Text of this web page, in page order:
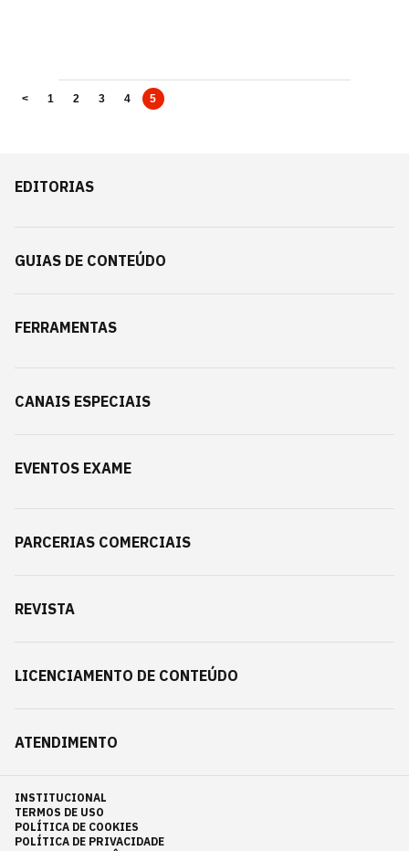
< 1 2 3 4 5
EDITORIAS
GUIAS DE CONTEÚDO
FERRAMENTAS
CANAIS ESPECIAIS
EVENTOS EXAME
PARCERIAS COMERCIAIS
REVISTA
LICENCIAMENTO DE CONTEÚDO
ATENDIMENTO
INSTITUCIONAL
TERMOS DE USO
POLÍTICA DE COOKIES
POLÍTICA DE PRIVACIDADE